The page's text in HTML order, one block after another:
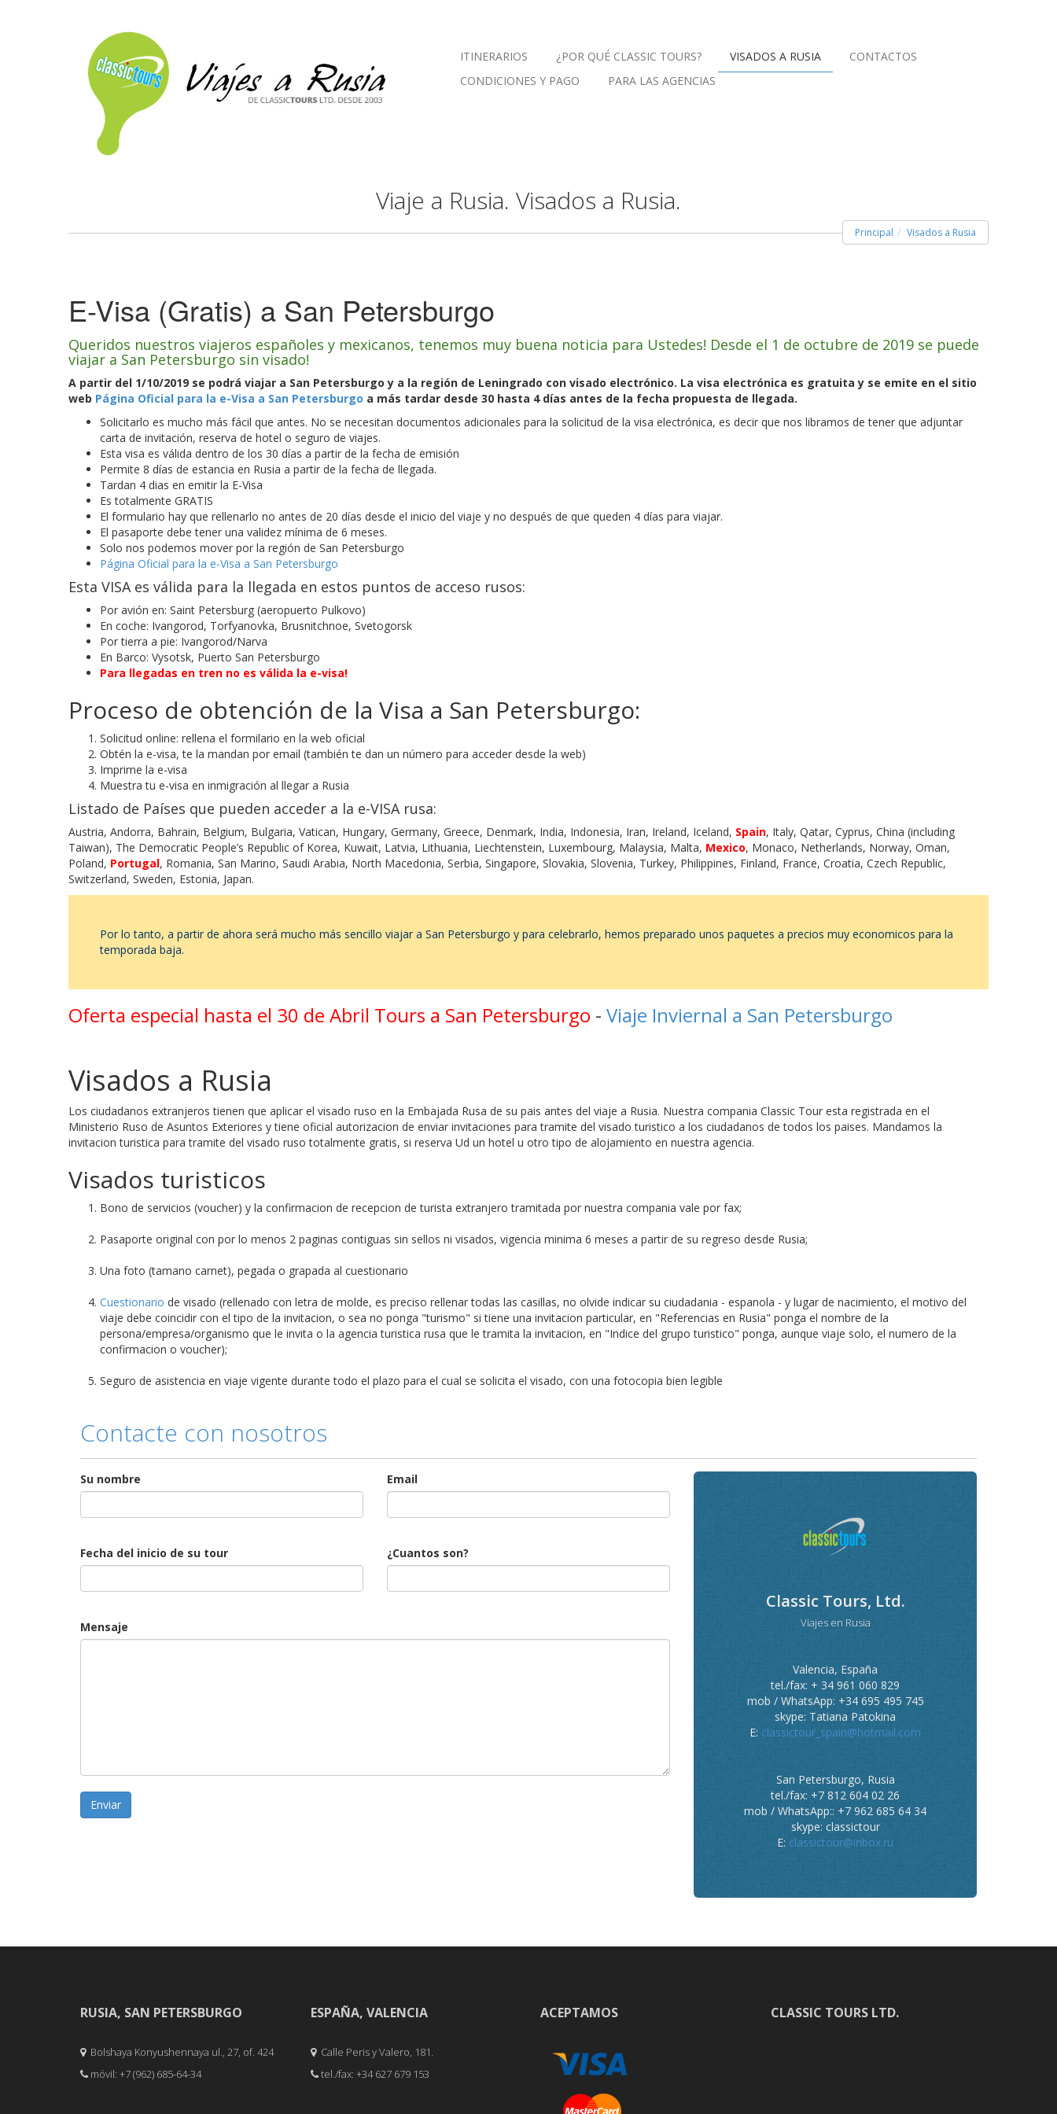
ITINERARIOS ¿POR QUÉ CLASSIC TOURS? VISADOS A RUSIA
CONTACTOS
CONDICIONES Y PAGO
PARA LAS AGENCIAS
Viaje a Rusia. Visados a Rusia.
Principal Visados a Rusia
E-Visa (Gratis) a San Petersburgo
Queridos nuestros viajeros españoles y mexicanos, tenemos muy buena noticia para Ustedes! Desde el 1 de octubre de 2019 se puede
viajar a San Petersburgo sin visado!
A partir del 1/10/2019 se podrá viajar a San Petersburgo y a la región de Leningrado con visado electrónico. La visa electrónica es gratuita y se emite en el sitio
web Página Oficial para la e-Visa a San Petersburgo a más tardar desde 30 hasta 4 días antes de la fecha propuesta de llegada.
Solicitarlo es mucho más fácil que antes. No se necesitan documentos adicionales para la solicitud de la visa electrónica, es decir que nos libramos de tener que adjuntar
carta de invitación, reserva de hotel o seguro de viajes.
Esta visa es válida dentro de los 30 días a partir de la fecha de emisión
Permite 8 días de estancia en Rusia a partir de la fecha de llegada.
Tardan 4 dias en emitir la E-Visa
Es totalmente GRATIS
El formulario hay que rellenarlo no antes de 20 días desde el inicio del viaje y no después de que queden 4 días para viajar.
El pasaporte debe tener una validez mínima de 6 meses.
Solo nos podemos mover por la región de San Petersburgo
Página Oficial para la e-Visa a San Petersburgo
Esta VISA es válida para la llegada en estos puntos de acceso rusos:
Por avión en: Saint Petersburg (aeropuerto Pulkovo)
En coche: Ivangorod, Torfyanovka, Brusnitchnoe, Svetogorsk
Por tierra a pie: Ivangorod/Narva
En Barco: Vysotsk, Puerto San Petersburgo
Para llegadas en tren no es válida la e-visa!
Proceso de obtención de la Visa a San Petersburgo:
Solicitud online: rellena el formilario en la web oficial
Obtén la e-visa, te la mandan por email (también te dan un número para acceder desde la web)
Imprime la e-visa
Muestra tu e-visa en inmigración al llegar a Rusia
Listado de Países que pueden acceder a la e-VISA rusa:
Austria, Andorra, Bahrain, Belgium, Bulgaria, Vatican, Hungary, Germany, Greece, Denmark, India, Indonesia, Iran, Ireland, Iceland, Spain, Italy, Qatar, Cyprus, China (including
Taiwan), The Democratic People’s Republic of Korea, Kuwait, Latvia, Lithuania, Liechtenstein, Luxembourg, Malaysia, Malta, Mexico, Monaco, Netherlands, Norway, Oman,
Poland, Portugal, Romania, San Marino, Saudi Arabia, North Macedonia, Serbia, Singapore, Slovakia, Slovenia, Turkey, Philippines, Finland, France, Croatia, Czech Republic,
Switzerland, Sweden, Estonia, Japan.
Por lo tanto, a partir de ahora será mucho más sencillo viajar a San Petersburgo y para celebrarlo, hemos preparado unos paquetes a precios muy economicos para la
temporada baja.
Oferta especial hasta el 30 de Abril Tours a San Petersburgo - Viaje Inviernal a San Petersburgo
Visados a Rusia
Los ciudadanos extranjeros tienen que aplicar el visado ruso en la Embajada Rusa de su pais antes del viaje a Rusia. Nuestra compania Classic Tour esta registrada en el
Ministerio Ruso de Asuntos Exteriores y tiene oficial autorizacion de enviar invitaciones para tramite del visado turistico a los ciudadanos de todos los paises. Mandamos la
invitacion turistica para tramite del visado ruso totalmente gratis, si reserva Ud un hotel u otro tipo de alojamiento en nuestra agencia.
Visados turisticos
Bono de servicios (voucher) y la confirmacion de recepcion de turista extranjero tramitada por nuestra compania vale por fax;
Pasaporte original con por lo menos 2 paginas contiguas sin sellos ni visados, vigencia minima 6 meses a partir de su regreso desde Rusia;
Una foto (tamano carnet), pegada o grapada al cuestionario
Cuestionario de visado (rellenado con letra de molde, es preciso rellenar todas las casillas, no olvide indicar su ciudadania - espanola - y lugar de nacimiento, el motivo del
viaje debe coincidir con el tipo de la invitacion, o sea no ponga "turismo" si tiene una invitacion particular, en "Referencias en Rusia" ponga el nombre de la
persona/empresa/organismo que le invita o la agencia turistica rusa que le tramita la invitacion, en "Indice del grupo turistico" ponga, aunque viaje solo, el numero de la
confirmacion o voucher);
Seguro de asistencia en viaje vigente durante todo el plazo para el cual se solicita el visado, con una fotocopia bien legible
Contacte con nosotros
Su nombre Email
Fecha del inicio de su tour ¿Cuantos son?
Mensaje
Enviar
Classic Tours, Ltd.
Viajes en Rusia
Valencia, España
tel./fax: + 34 961 060 829
mob / WhatsApp: +34 695 495 745
skype: Tatiana Patokina
E: classictour_spain@hotmail.com
San Petersburgo, Rusia
tel./fax: +7 812 604 02 26
mob / WhatsApp:: +7 962 685 64 34
skype: classictour
E: classictour@inbox.ru
RUSIA, SAN PETERSBURGO
Bolshaya Konyushennaya ul., 27, of. 424
móvil: +7 (962) 685-64-34
ESPAÑA, VALENCIA
Calle Peris y Valero, 181.
tel./fax: +34 627 679 153
ACEPTAMOS CLASSIC TOURS LTD.